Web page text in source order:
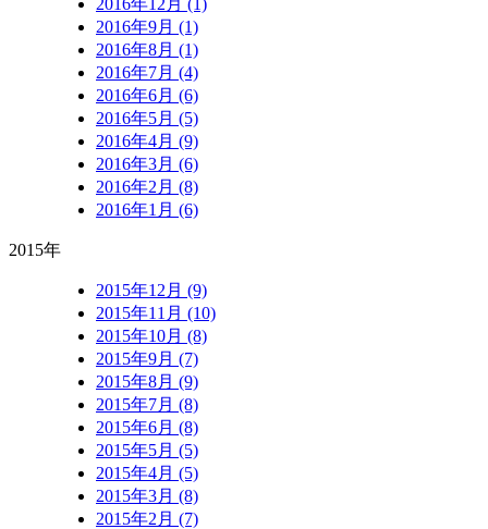
2016年12月 (1)
2016年9月 (1)
2016年8月 (1)
2016年7月 (4)
2016年6月 (6)
2016年5月 (5)
2016年4月 (9)
2016年3月 (6)
2016年2月 (8)
2016年1月 (6)
2015年
2015年12月 (9)
2015年11月 (10)
2015年10月 (8)
2015年9月 (7)
2015年8月 (9)
2015年7月 (8)
2015年6月 (8)
2015年5月 (5)
2015年4月 (5)
2015年3月 (8)
2015年2月 (7)